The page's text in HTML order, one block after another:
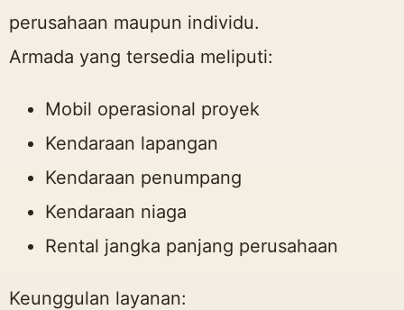
perusahaan maupun individu.
Armada yang tersedia meliputi:
Mobil operasional proyek
Kendaraan lapangan
Kendaraan penumpang
Kendaraan niaga
Rental jangka panjang perusahaan
Keunggulan layanan: